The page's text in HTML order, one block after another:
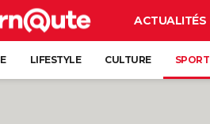
ACTUALITÉS
LIFESTYLE CULTURE SPORT